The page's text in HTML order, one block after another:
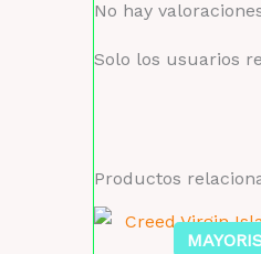
No hay
Solo los usuarios
Productos